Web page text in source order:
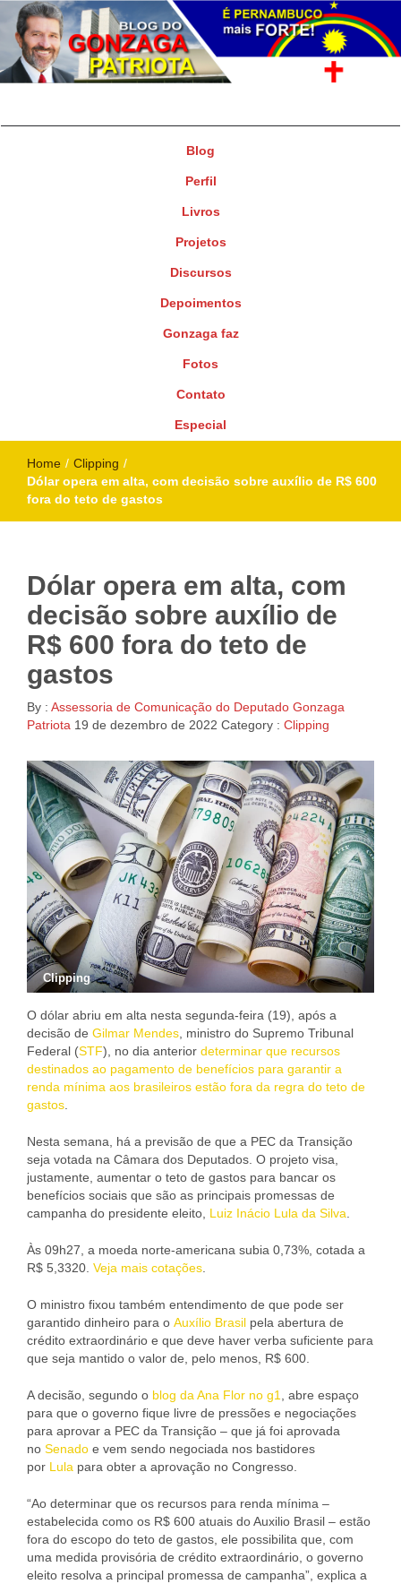
Blog
Perfil
Livros
Projetos
Discursos
Depoimentos
Gonzaga faz
Fotos
Contato
Especial
Home / Clipping /
Dólar opera em alta, com decisão sobre auxílio de R$ 600
fora do teto de gastos
Dólar opera em alta, com
decisão sobre auxílio de
R$ 600 fora do teto de
gastos
By : Assessoria de Comunicação do Deputado Gonzaga
Patriota 19 de dezembro de 2022 Category : Clipping
Clipping
O dólar abriu em alta nesta segunda-feira (19), após a
decisão de Gilmar Mendes , ministro do Supremo Tribunal
Federal (STF), no dia anterior determinar que recursos
destinados ao pagamento de benefícios para garantir a
renda mínima aos brasileiros estão fora da regra do teto de
gastos
Nesta semana, há a previsão de que a PEC da Transição
seja votada na Câmara dos Deputados. O projeto visa,
justamente, aumentar o teto de gastos para bancar os
benefícios sociais que são as principais promessas de
campanha do presidente eleito, Luiz Inácio Lula da Silva
Às 09h27, a moeda norte-americana subia 0,73%, cotada a
R$ 5,3320. Veja mais cotações
O ministro fixou também entendimento de que pode ser
garantido dinheiro para o Auxílio Brasil pela abertura de
crédito extraordinário e que deve haver verba suficiente para
que seja mantido o valor de, pelo menos, R$ 600.
A decisão, segundo o blog da Ana Flor no g1
, abre espaço
para que o governo fique livre de pressões e negociações
para aprovar a PEC da Transição – que já foi aprovada
no Senado e vem sendo negociada nos bastidores
por Lula para obter a aprovação no Congresso.
“Ao determinar que os recursos para renda mínima –
estabelecida como os R$ 600 atuais do Auxilio Brasil – estão
fora do escopo do teto de gastos, ele possibilita que, com
uma medida provisória de crédito extraordinário, o governo
eleito resolva a principal promessa de campanha”, explica a